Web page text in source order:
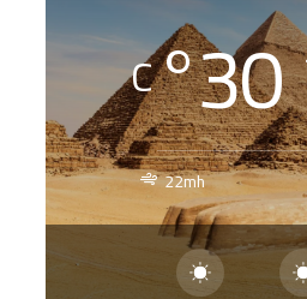
30
°
C
22mh